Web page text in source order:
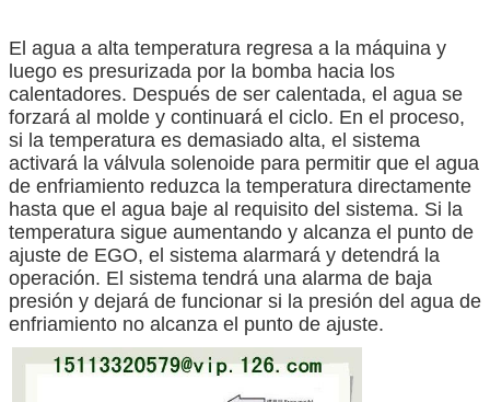
El agua a alta temperatura regresa a la máquina y
luego es presurizada por la bomba hacia los
calentadores. Después de ser calentada, el agua se
forzará al molde y continuará el ciclo. En el proceso,
si la temperatura es demasiado alta, el sistema
activará la válvula solenoide para permitir que el agua
de enfriamiento reduzca la temperatura directamente
hasta que el agua baje al requisito del sistema. Si la
temperatura sigue aumentando y alcanza el punto de
ajuste de EGO, el sistema alarmará y detendrá la
operación. El sistema tendrá una alarma de baja
presión y dejará de funcionar si la presión del agua de
enfriamiento no alcanza el punto de ajuste.